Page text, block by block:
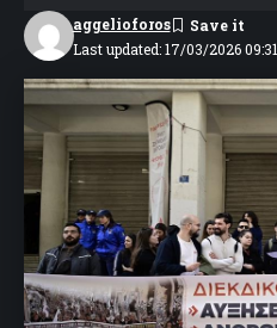
Last updated: 17/03/2026 09:31
aggelioforos